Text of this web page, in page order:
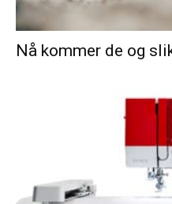
Nå kommer de og